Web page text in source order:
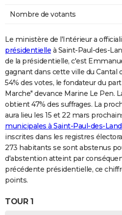
Nombre de votants
Le ministère de l'Intérieur a
présidentielle à Saint-Paul-des-
de la présidentielle, c'est
gagnant dans cette ville du Cantal
54% des votes, le fondateur du
Marche" devance Marine Le Pen.
obtient 47% des suffrages. La
aura lieu les 15 et 22 mars
municipales à Saint-Paul-des-
inscrites dans les registres
273 habitants se sont abstenus
d'abstention atteint par
précédente présidentielle, ce
points.
TOUR 1